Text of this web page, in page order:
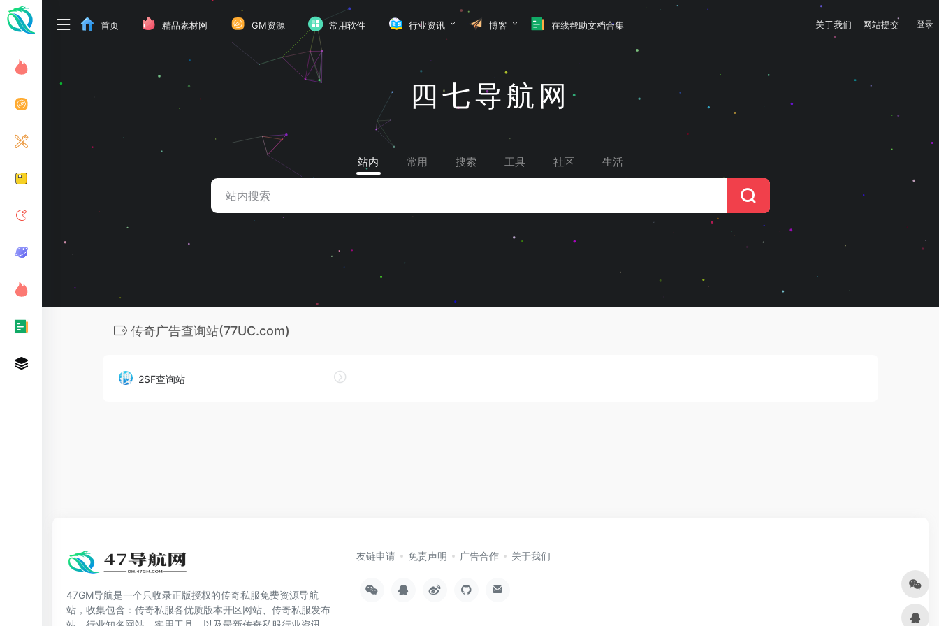
首页 精品素材网 GM资源 常用软件 行业资讯 博客 在线帮助文档合集 关于我们 网站提交 登录
四七导航网
站内 常用 搜索 工具 社区 生活
传奇广告查询站(77UC.com)
2SF查询站
47GM导航是一个只收录正版授权的传奇私服免费资源导航
站，收集包含：传奇私服各优质版本开区网站、传奇私服发布
友链申请 免责声明 广告合作 关于我们